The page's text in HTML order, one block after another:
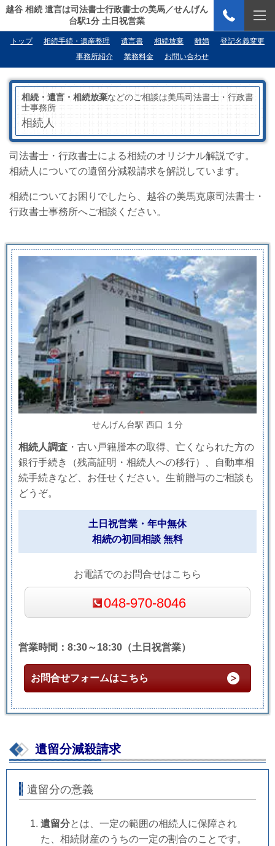
越谷 相続 遺言は司法書士行政書士の美馬／せんげん
台駅1分 土日祝営業
トップ 相続手続・遺産整理 遺言書 相続放棄 離婚
登記名義変更
事務所紹介
業務料金 お問い合わせ
相続・遺言・相続放棄などのご相談は美馬司法書士・行政書
士事務所
相続人
司法書士・行政書士による相続のオリジナル解説です。
相続人についての遺留分減殺請求を解説しています。
相続についてお困りでしたら、越谷の美馬克康司法書士・
行政書士事務所へご相談ください。
せんげん台駅 西口 １分
相続人調査 ・古い戸籍謄本の取得、亡くなられた方の
銀行手続き（残高証明・相続人への移行）、自動車相
続手続きなど、お任せください。生前贈与のご相談も
どうぞ。
土日祝営業・年中無休
相続の初回相談 無料
お電話でのお問合せはこちら
048-970-8046
営業時間：8:30～18:30（土日祝営業）
お問合せフォームはこちら
遺留分減殺請求
遺留分の意義
遺留分とは、一定の範囲の相続人に保障され
た、相続財産のうちの一定の割合のことです。